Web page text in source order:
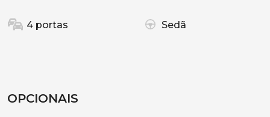
4 portas Sedã
OPCIONAIS